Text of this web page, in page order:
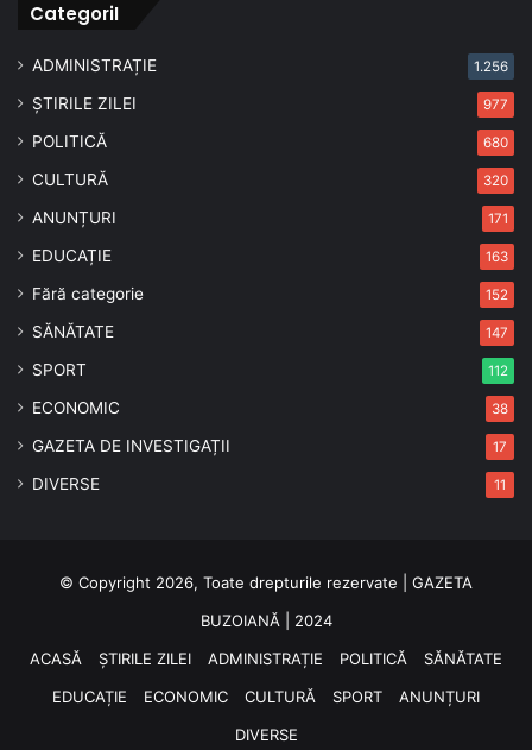
CategoriI
ADMINISTRAȚIE 1.256
ȘTIRILE ZILEI 977
POLITICĂ 680
CULTURĂ 320
ANUNȚURI 171
EDUCAȚIE 163
Fără categorie 152
SĂNĂTATE 147
SPORT 112
ECONOMIC 38
GAZETA DE INVESTIGAȚII 17
DIVERSE 11
© Copyright 2026, Toate drepturile rezervate | GAZETA
BUZOIANĂ | 2024
ACASĂ
ȘTIRILE ZILEI ADMINISTRAȚIE POLITICĂ
SĂNĂTATE
EDUCAȚIE
ECONOMIC CULTURĂ SPORT
ANUNȚURI
DIVERSE